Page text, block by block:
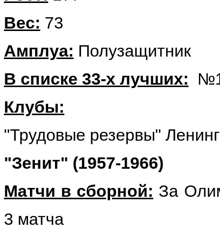
Вес: 73
Амплуа: Полузащитник
В списке 33-х лучших:
Клубы:
"Трудовые резервы"
"Зенит" (1957-1966)
Матчи в сборной: За
3 матча